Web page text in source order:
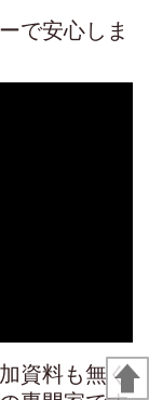
で安心しま
資料も無く